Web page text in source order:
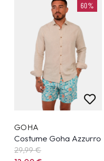
60%
GOHA
Costume Goha Azzurro
29,99€